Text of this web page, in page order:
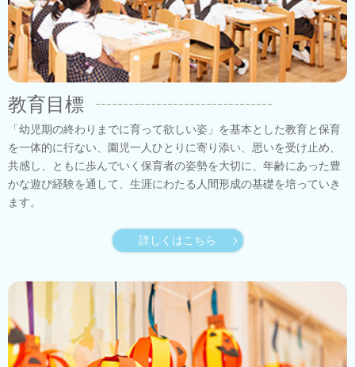
教育目標
「幼児期の終わりまでに育って欲しい姿」を基本とした教育と保育
を一体的に行ない、園児一人ひとりに寄り添い、思いを受け止め、
共感し、ともに歩んでいく保育者の姿勢を大切に、年齢にあった豊
かな遊び経験を通して、生涯にわたる人間形成の基礎を培っていき
ます。
詳しくはこちら